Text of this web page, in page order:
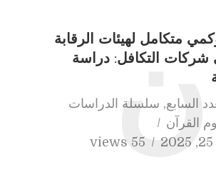
متكامل لهيئات الرقابة
شركات التكافل: دراسة
السابع, سلسلة الدراسات
القرآن
55 views
ن